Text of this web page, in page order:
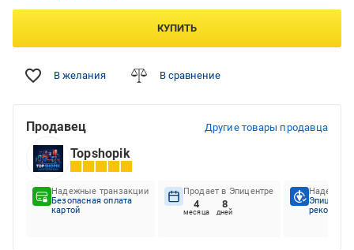
КУПИТЬ
В желания В сравнение
Продавец Другие товары продавца
Topshopik
Надежные транзакции
Безопасная оплата
картой
Продает в Эпицентре
4
месяца
8
дней
Надежный
Эпицентр